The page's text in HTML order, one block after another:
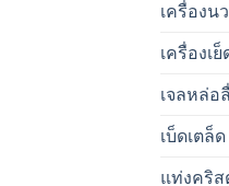
เครื่องน
เครื่องเ
เจลหล่อ
เบ็ดเตล็ด
แท่งคริส